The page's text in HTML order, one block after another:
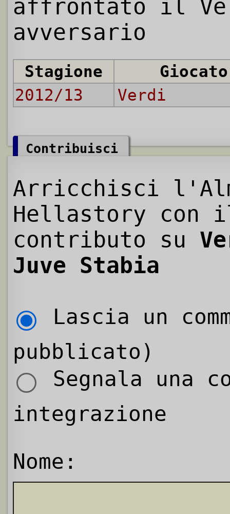
affrontato il
avversario
Stagione
2012/13
Verdi
Contribuisci
Arricchisci
Hellastory con
contributo su
Juve Stabia
Lascia un
pubblicato)
Segnala una
integrazione
Nome: